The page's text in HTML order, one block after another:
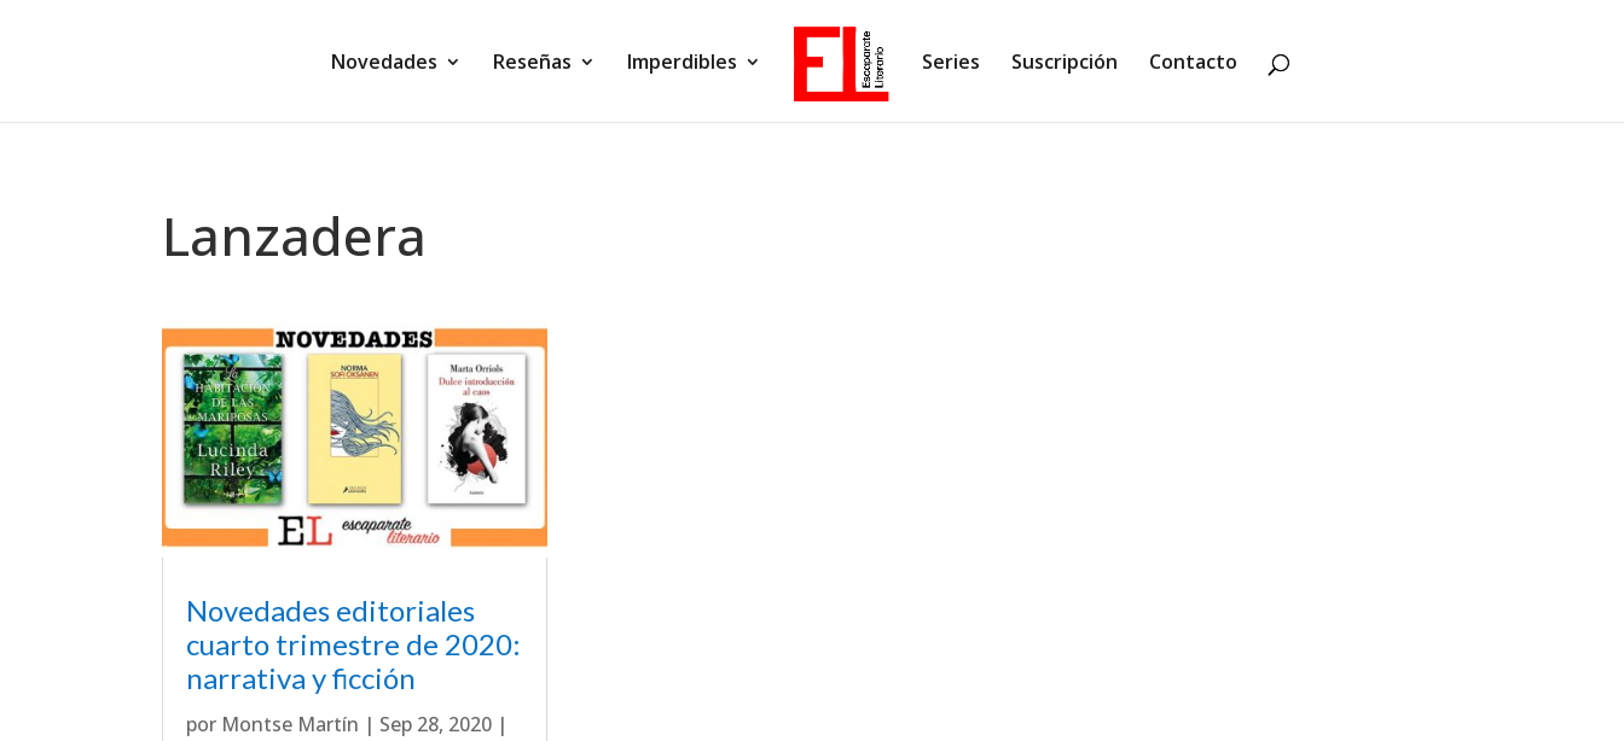
Novedades Reseñas Imperdibles Series Suscripción Contacto
Lanzadera
Novedades editoriales
cuarto trimestre de 2020:
narrativa y ficción
por Montse Martín | Sep 28, 2020 |